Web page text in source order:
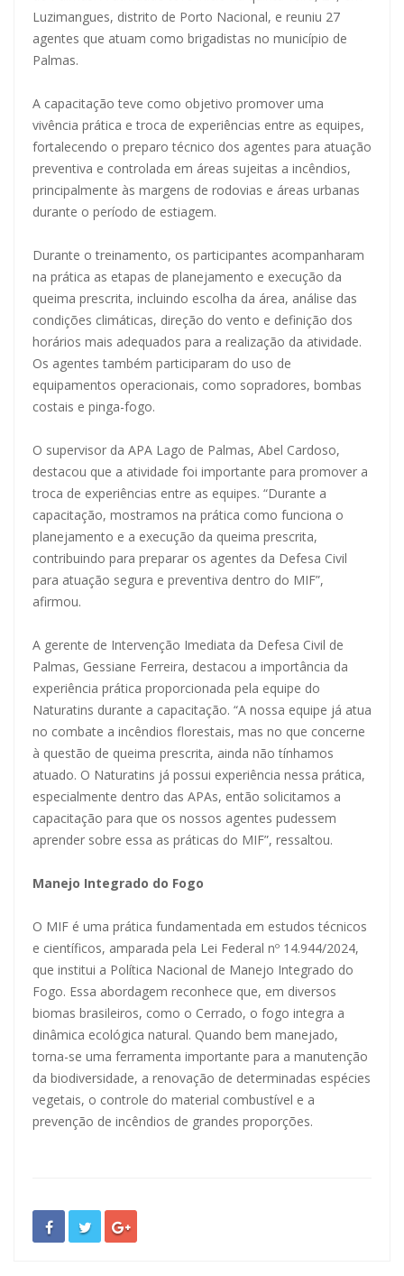
Luzimangues, distrito de Porto Nacional, e reuniu 27
agentes que atuam como brigadistas no município de
Palmas.
A capacitação teve como objetivo promover uma
vivência prática e troca de experiências entre as equipes,
fortalecendo o preparo técnico dos agentes para atuação
preventiva e controlada em áreas sujeitas a incêndios,
principalmente às margens de rodovias e áreas urbanas
durante o período de estiagem.
Durante o treinamento, os participantes acompanharam
na prática as etapas de planejamento e execução da
queima prescrita, incluindo escolha da área, análise das
condições climáticas, direção do vento e definição dos
horários mais adequados para a realização da atividade.
Os agentes também participaram do uso de
equipamentos operacionais, como sopradores, bombas
costais e pinga-fogo.
O supervisor da APA Lago de Palmas, Abel Cardoso,
destacou que a atividade foi importante para promover a
troca de experiências entre as equipes. “Durante a
capacitação, mostramos na prática como funciona o
planejamento e a execução da queima prescrita,
contribuindo para preparar os agentes da Defesa Civil
para atuação segura e preventiva dentro do MIF”,
afirmou.
A gerente de Intervenção Imediata da Defesa Civil de
Palmas, Gessiane Ferreira, destacou a importância da
experiência prática proporcionada pela equipe do
Naturatins durante a capacitação. “A nossa equipe já atua
no combate a incêndios florestais, mas no que concerne
à questão de queima prescrita, ainda não tínhamos
atuado. O Naturatins já possui experiência nessa prática,
especialmente dentro das APAs, então solicitamos a
capacitação para que os nossos agentes pudessem
aprender sobre essa as práticas do MIF”, ressaltou.
Manejo Integrado do Fogo
O MIF é uma prática fundamentada em estudos técnicos
e científicos, amparada pela Lei Federal nº 14.944/2024,
que institui a Política Nacional de Manejo Integrado do
Fogo. Essa abordagem reconhece que, em diversos
biomas brasileiros, como o Cerrado, o fogo integra a
dinâmica ecológica natural. Quando bem manejado,
torna-se uma ferramenta importante para a manutenção
da biodiversidade, a renovação de determinadas espécies
vegetais, o controle do material combustível e a
prevenção de incêndios de grandes proporções.